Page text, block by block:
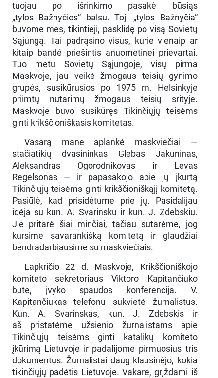
tuojau po išrinkimo pasakė būsiąs
„tylos Bažnyčios“ balsu. Toji „tylos Bažnyčia“
buvome mes, tikintieji, pasklidę po visą Sovietų
Sąjungą. Tai padrąsino visus, kurie vienaip ar
kitaip bandė priešintis anuometinei prievartai.
Tuo metu Sovietų Sąjungoje, visų pirma
Maskvoje, jau veikė žmogaus teisių gynimo
grupės, susikūrusios po 1975 m. Helsinkyje
priimtų nutarimų žmogaus teisių srityje.
Maskvoje buvo susikūręs Tikinčiųjų teisėms
ginti krikščioniškasis komitetas.
Vasarą mane aplankė maskviečiai —
stačiatikių dvasininkas Glebas Jakuninas,
Aleksandras Ogorodnikovas ir Levas
Regelsonas — ir papasakojo apie jų įkurtą
Tikinčiųjų teisėms ginti krikščioniškąjį komitetą.
Pasiūlė, kad prisidėtume prie jų. Pasidalijau
idėja su kun. A. Svarinsku ir kun. J. Zdebskiu.
Jie pritarė šiai minčiai, tačiau sutarėme, jog
kursime savarankišką komitetą ir glaudžiai
bendradarbiausime su maskviečiais.
Lapkričio 22 d. Maskvoje, Krikščioniškojo
komiteto sekretoriaus Viktoro Kapitančiuko
bute, įvyko spaudos konferencija. V.
Kapitančiukas telefonu sukvietė žurnalistus.
Kun. A. Svarinskas, kun. J. Zdebskis ir
aš pristatėme užsienio žurnalistams apie
Tikinčiųjų teisėms ginti katalikų komiteto
įkūrimą Lietuvoje ir padalijome pirmuosius tris
dokumentus. Žurnalistai daug klausinėjo, kokia
tikinčiųjų padėtis Lietuvoje. Vakare, grįždami iš